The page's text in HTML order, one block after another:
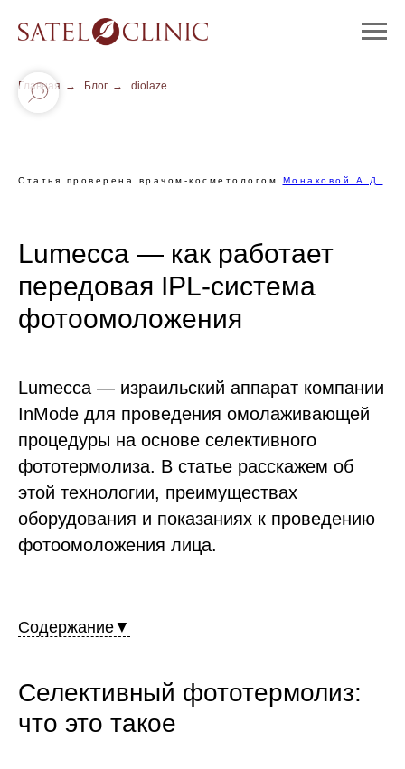
Главная → Блог → diolaze
Статья проверена врачом-косметологом Монаковой А.Д.
Lumecca — как работает
передовая IPL-система
фотоомоложения
Lumecca — израильский аппарат компании
InMode для проведения омолаживающей
процедуры на основе селективного
фототермолиза. В статье расскажем об
этой технологии, преимуществах
оборудования и показаниях к проведению
фотоомоложения лица.
Содержание▼
Селективный фототермолиз:
что это такое